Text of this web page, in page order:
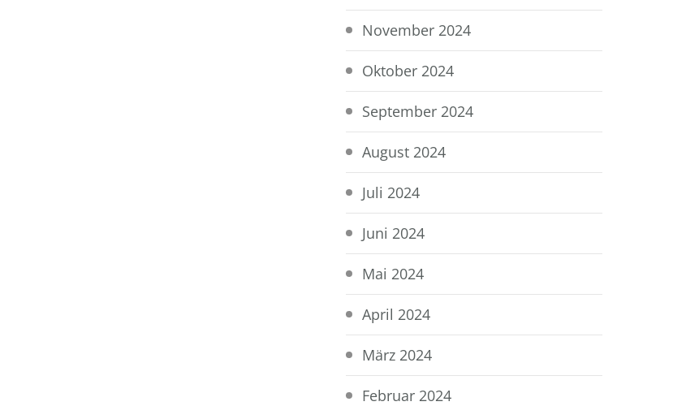
November 2024
Oktober 2024
September 2024
August 2024
Juli 2024
Juni 2024
Mai 2024
April 2024
März 2024
Februar 2024